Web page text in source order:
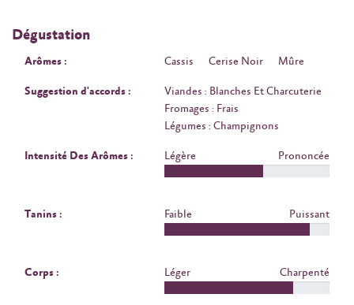
Dégustation
Arômes : Cassis Cerise Noir Mûre
Suggestion d'accords :
Viandes : Blanches Et Charcuterie
Fromages : Frais
Légumes : Champignons
Intensité Des Arômes : Légère Prononcée
Tanins : Faible Puissant
Corps : Léger Charpenté